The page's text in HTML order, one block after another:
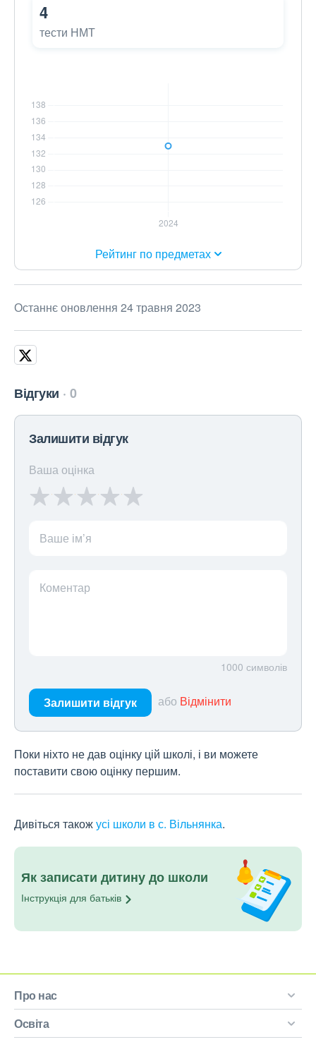
4
тести НМТ
Рейтинг по предметах
Останнє оновлення 24 травня 2023
Відгуки 0
Залишити відгук
Ваша оцінка
Ваше ім’я
Коментар
1000 символів
Залишити відгук або Відмінити
Поки ніхто не дав оцінку цій школі, і ви можете
поставити свою оцінку першим.
Дивіться такожусі школи в с. Вільнянка.
Як записати дитину до школи
Інструкція для батьків
Про нас
Освіта